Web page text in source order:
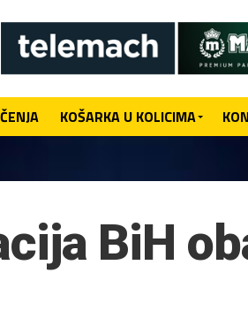
KOŠARKA U KOLICIMA
BiH